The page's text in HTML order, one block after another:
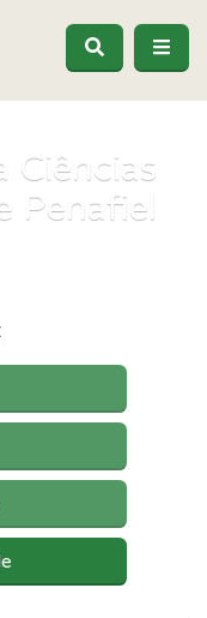
Ciências
Penafiel